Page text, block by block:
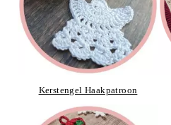
Kerstengel Haakpatroon